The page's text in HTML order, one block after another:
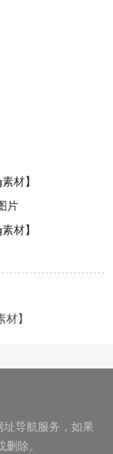
材】
片
材】
】
导航服务，如果
除。